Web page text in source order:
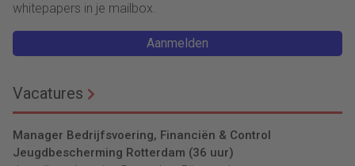
whitepapers in je mailbox.
Aanmelden
Vacatures
Manager Bedrijfsvoering, Financiën & Control
Jeugdbescherming Rotterdam (36 uur)